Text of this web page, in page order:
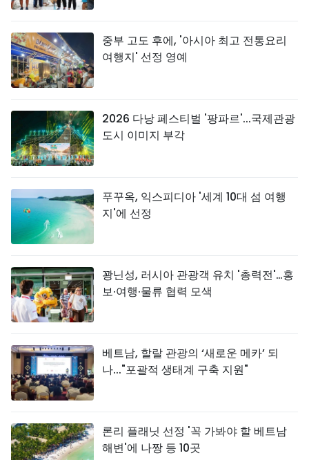
중부 고도 후에, '아시아 최고 전통요리
여행지' 선정 영예
2026 다낭 페스티벌 '팡파르'...국제관광
도시 이미지 부각
푸꾸옥, 익스피디아 '세계 10대 섬 여행
지'에 선정
꽝닌성, 러시아 관광객 유치 '총력전'…홍
보·여행·물류 협력 모색
베트남, 할랄 관광의 ‘새로운 메카’ 되
나..."포괄적 생태계 구축 지원"
론리 플래닛 선정 '꼭 가봐야 할 베트남
해변'에 나짱 등 10곳